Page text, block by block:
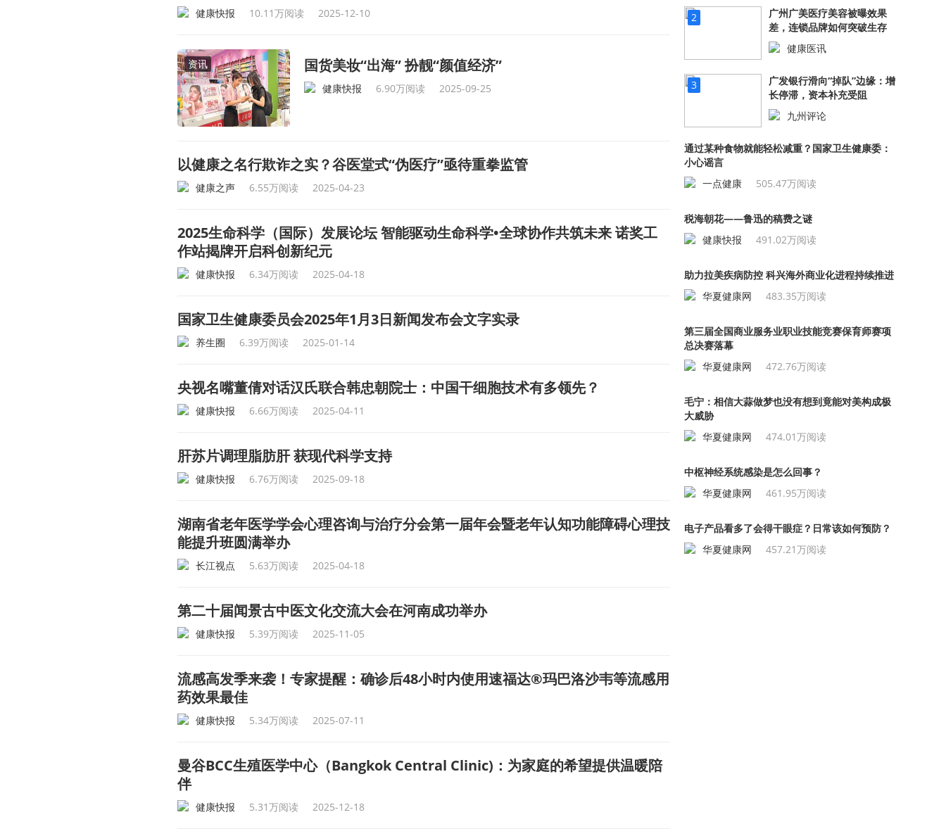
健康快报 10.11万阅读 2025-12-10
资讯 国货美妆“出海” 扮靓“颜值经济”
健康快报 6.90万阅读 2025-09-25
以健康之名行欺诈之实？谷医堂式“伪医疗”亟待重拳监管
健康之声 6.55万阅读 2025-04-23
2025生命科学（国际）发展论坛 智能驱动生命科学•全球协作共筑未来 诺奖工
作站揭牌开启科创新纪元
健康快报 6.34万阅读 2025-04-18
国家卫生健康委员会2025年1月3日新闻发布会文字实录
养生圈 6.39万阅读 2025-01-14
央视名嘴董倩对话汉氏联合韩忠朝院士：中国干细胞技术有多领先？
健康快报 6.66万阅读 2025-04-11
肝苏片调理脂肪肝 获现代科学支持
健康快报 6.76万阅读 2025-09-18
湖南省老年医学学会心理咨询与治疗分会第一届年会暨老年认知功能障碍心理技
能提升班圆满举办
长江视点 5.63万阅读 2025-04-18
第二十届闻景古中医文化交流大会在河南成功举办
健康快报 5.39万阅读 2025-11-05
流感高发季来袭！专家提醒：确诊后48小时内使用速福达®玛巴洛沙韦等流感用
药效果最佳
健康快报 5.34万阅读 2025-07-11
曼谷BCC生殖医学中心（Bangkok Central Clinic)：为家庭的希望提供温暖陪
伴
健康快报 5.31万阅读 2025-12-18
2
广州广美医疗美容被曝效果
差，连锁品牌如何突破生存
困境？
健康医讯
3
广发银行滑向“掉队”边缘：增
长停滞，资本补充受阻
九州评论
通过某种食物就能轻松减重？国家卫生健康委：
小心谣言
一点健康
505.47万阅读
税海朝花——鲁迅的稿费之谜
健康快报
491.02万阅读
助力拉美疾病防控 科兴海外商业化进程持续推进
华夏健康网
483.35万阅读
第三届全国商业服务业职业技能竞赛保育师赛项
总决赛落幕
华夏健康网
472.76万阅读
毛宁：相信大蒜做梦也没有想到竟能对美构成极
大威胁
华夏健康网
474.01万阅读
中枢神经系统感染是怎么回事？
华夏健康网
461.95万阅读
电子产品看多了会得干眼症？日常该如何预防？
华夏健康网
457.21万阅读